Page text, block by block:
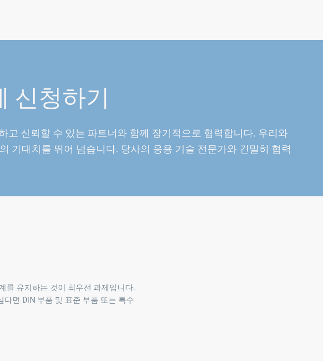
신청하기
고 신뢰할 수 있는 파트너와 함께 장기적으로 협력합니다. 우리와
기대치를 뛰어 넘습니다. 당사의 응용 기술 전문가와 긴밀히 협력
를 유지하는 것이 최우선 과제입니다.
면 DIN 부품 및 표준 부품 또는 특수